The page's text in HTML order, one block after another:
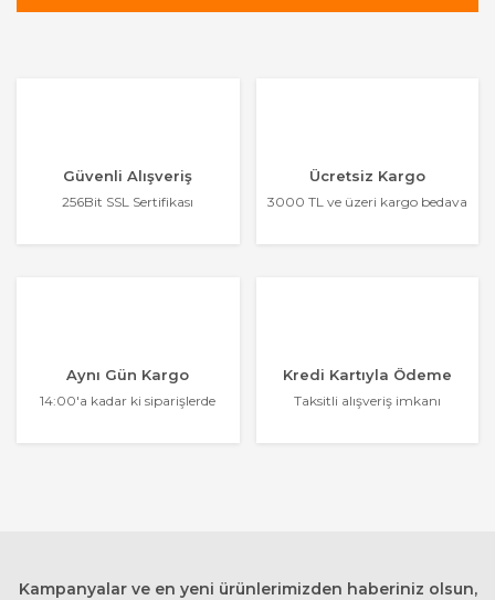
Güvenli Alışveriş
256Bit SSL Sertifikası
Ücretsiz Kargo
3000 TL ve üzeri kargo bedava
Aynı Gün Kargo
14:00'a kadar ki siparişlerde
Kredi Kartıyla Ödeme
Taksitli alışveriş imkanı
Kampanyalar ve en yeni ürünlerimizden haberiniz olsun,